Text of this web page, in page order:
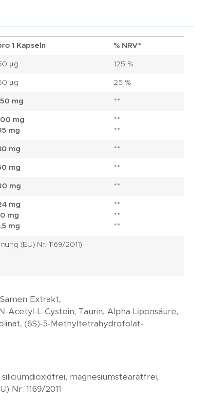
1 Kapseln % NRV*
µg 125 %
µg 25 %
mg **
mg
mg
**
**
mg **
mg **
mg **
mg
mg
mg
**
**
**
(EU) Nr. 1169/2011)
Extrakt,
L-Cystein, Taurin, Alpha-Liponsäure,
(6S)-5-Methyltetrahydrofolat-
magnesiumstearatfrei,
Nr. 1169/2011